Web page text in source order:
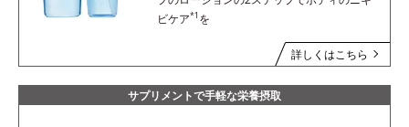
ビケア*1 を
詳しくはこちら
サプリメントで手軽な栄養摂取